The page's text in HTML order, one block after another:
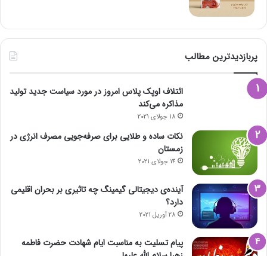
پربازدیدترین مطالب
ائتلاف اوپک پلاس امروز در مورد سیاست جدید تولید
مذاکره می‌کند
18 جولای 2021
نکات ساده و طلایی برای صرفه‌جویی مصرف انرژی در
زمستان
14 جولای 2021
آینده‌ی دیجیتالی گیمینگ چه تاثیری بر بحران اقلیمی
دارد؟
28 آوریل 2021
پیام تسلیت به مناسبت ایام شهادت حضرت فاطمه